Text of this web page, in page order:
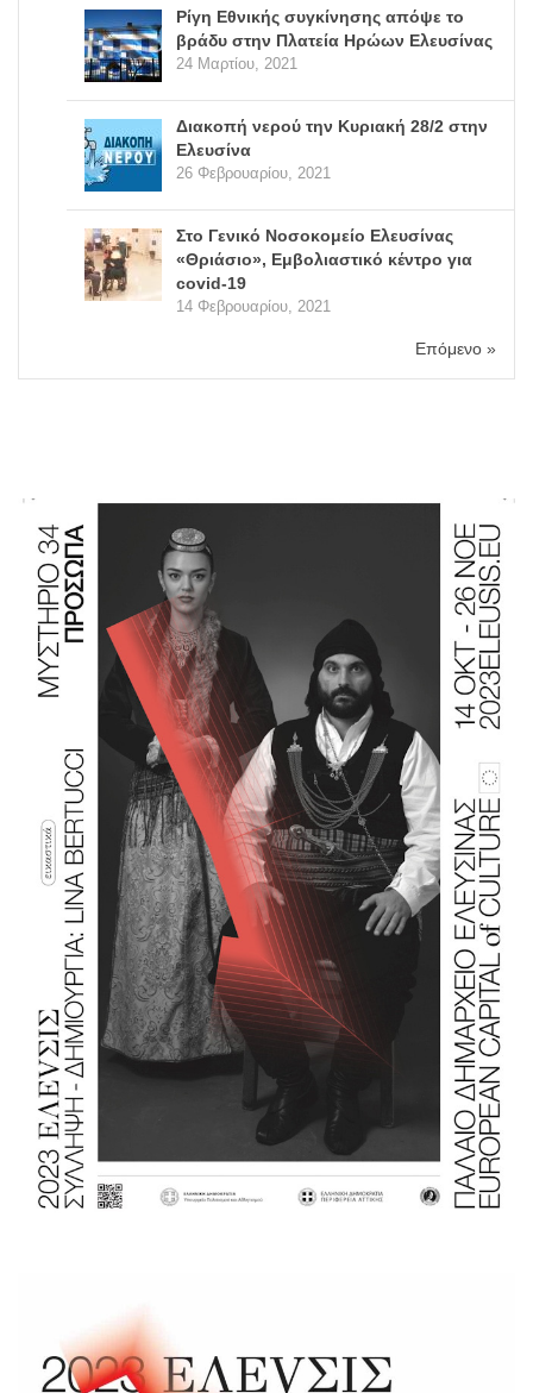
Ρίγη Εθνικής συγκίνησης απόψε το
βράδυ στην Πλατεία Ηρώων Ελευσίνας
24 Μαρτίου, 2021
Διακοπή νερού την Κυριακή 28/2 στην
Ελευσίνα
26 Φεβρουαρίου, 2021
Στο Γενικό Νοσοκομείο Ελευσίνας
«Θριάσιο», Εμβολιαστικό κέντρο για
covid-19
14 Φεβρουαρίου, 2021
Επόμενο »